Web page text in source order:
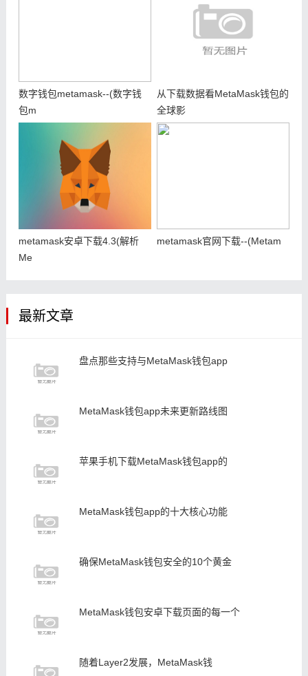
数字钱包metamask--(数字钱
包m
从下载数据看MetaMask钱包的
全球影
metamask安卓下载4.3(解析
Me
metamask官网下载--(Metam
最新文章
盘点那些支持与MetaMask钱包app
MetaMask钱包app未来更新路线图
苹果手机下载MetaMask钱包app的
MetaMask钱包app的十大核心功能
确保MetaMask钱包安全的10个黄金
MetaMask钱包安卓下载页面的每一个
随着Layer2发展，MetaMask钱